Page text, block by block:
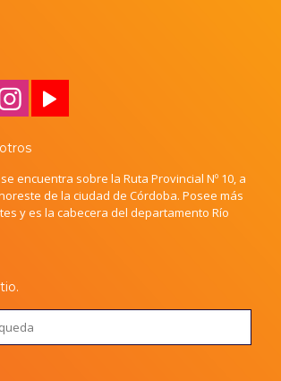
encuentra sobre la Ruta Provincial Nº 10, a
de la ciudad de Córdoba. Posee más
y es la cabecera del departamento Río